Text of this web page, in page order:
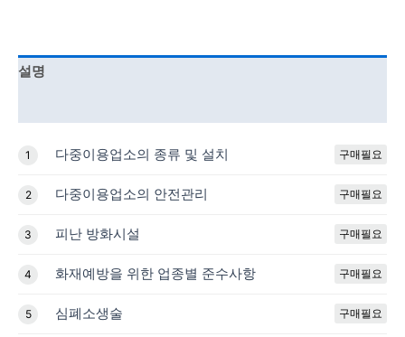
설명
1 다중이용업소의 종류 및 설치 구매필요
2 다중이용업소의 안전관리 구매필요
3 피난 방화시설 구매필요
4 화재예방을 위한 업종별 준수사항 구매필요
5 심폐소생술 구매필요